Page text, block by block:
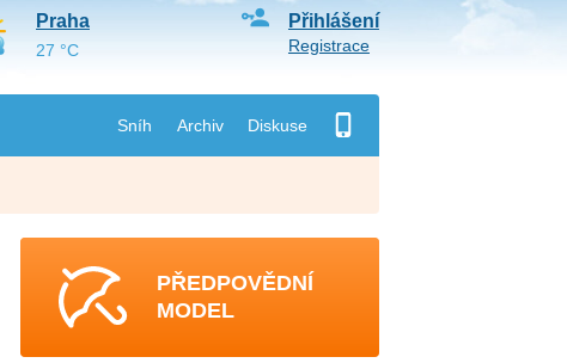
Sníh Archiv Diskuse
Přihlášení
Registrace
Praha
27 °C
PŘEDPOVĚDNÍ
MODEL